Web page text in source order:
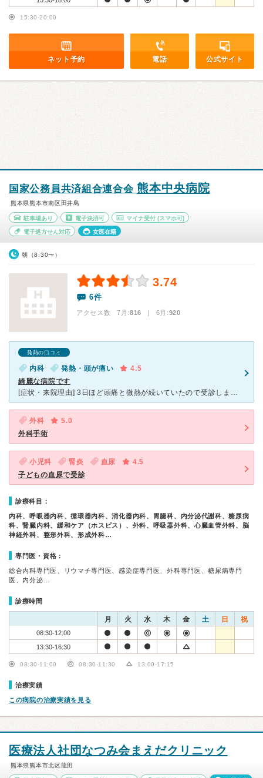
15:30-20:00
ネット予約 電話 公式サイト
国家公務員共済組合連合会 熊本中央病院
熊本県熊本市南区田井島
駐車場あり 電子決済可 マイナ受付 (スマホ可)
電子処方せん対応 女医在籍
朝（8:30〜）
3.74
6件
アクセス数 7月:816 | 6月:920
発熱の口コミ
内科 発熱・頭が痛い
4.5
綺麗な病院です
[症状・来院理由] 3日ほど頭痛と微熱が続いていたので受診しました。 [医師の診断・治療法] 所謂季節の変わり目の風邪だったらしく安静にして処方された薬を飲んだらすぐ治りました。 [感想・費用
外科
5.0
外科手術
小児科 腎炎 血尿
4.5
子どもの血尿で受診
診療科目：
内科、呼吸器内科、循環器内科、消化器内科、胃腸科、内分泌代謝科、糖尿病
科、腎臓内科、緩和ケア（ホスピス）、外科、呼吸器外科、心臓血管外科、脳
神経外科、整形外科、形成外科…
専門医・資格：
総合内科専門医、リウマチ専門医、感染症専門医、外科専門医、糖尿病専門
医、内分泌…
診療時間
月 火 水 木 金 土 日 祝
08:30-12:00
13:30-16:30
08:30-11:00 08:30-11:30 13:00-17:15
治療実績
この病院の治療実績を見る
医療法人社団なつみ会まえだクリニック
熊本県熊本市北区龍田